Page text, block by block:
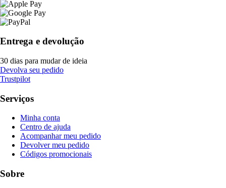
Entrega e devolução
30 dias para mudar de ideia
Devolva seu pedido
Trustpilot
Serviços
Minha conta
Centro de ajuda
Acompanhar meu pedido
Devolver meu pedido
Códigos promocionais
Sobre